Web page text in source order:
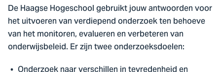
De Haagse Hogeschool gebruikt jouw antwoorden voor
het uitvoeren van verdiepend onderzoek ten behoeve
van het monitoren, evalueren en verbeteren van
onderwijsbeleid. Er zijn twee onderzoeksdoelen: